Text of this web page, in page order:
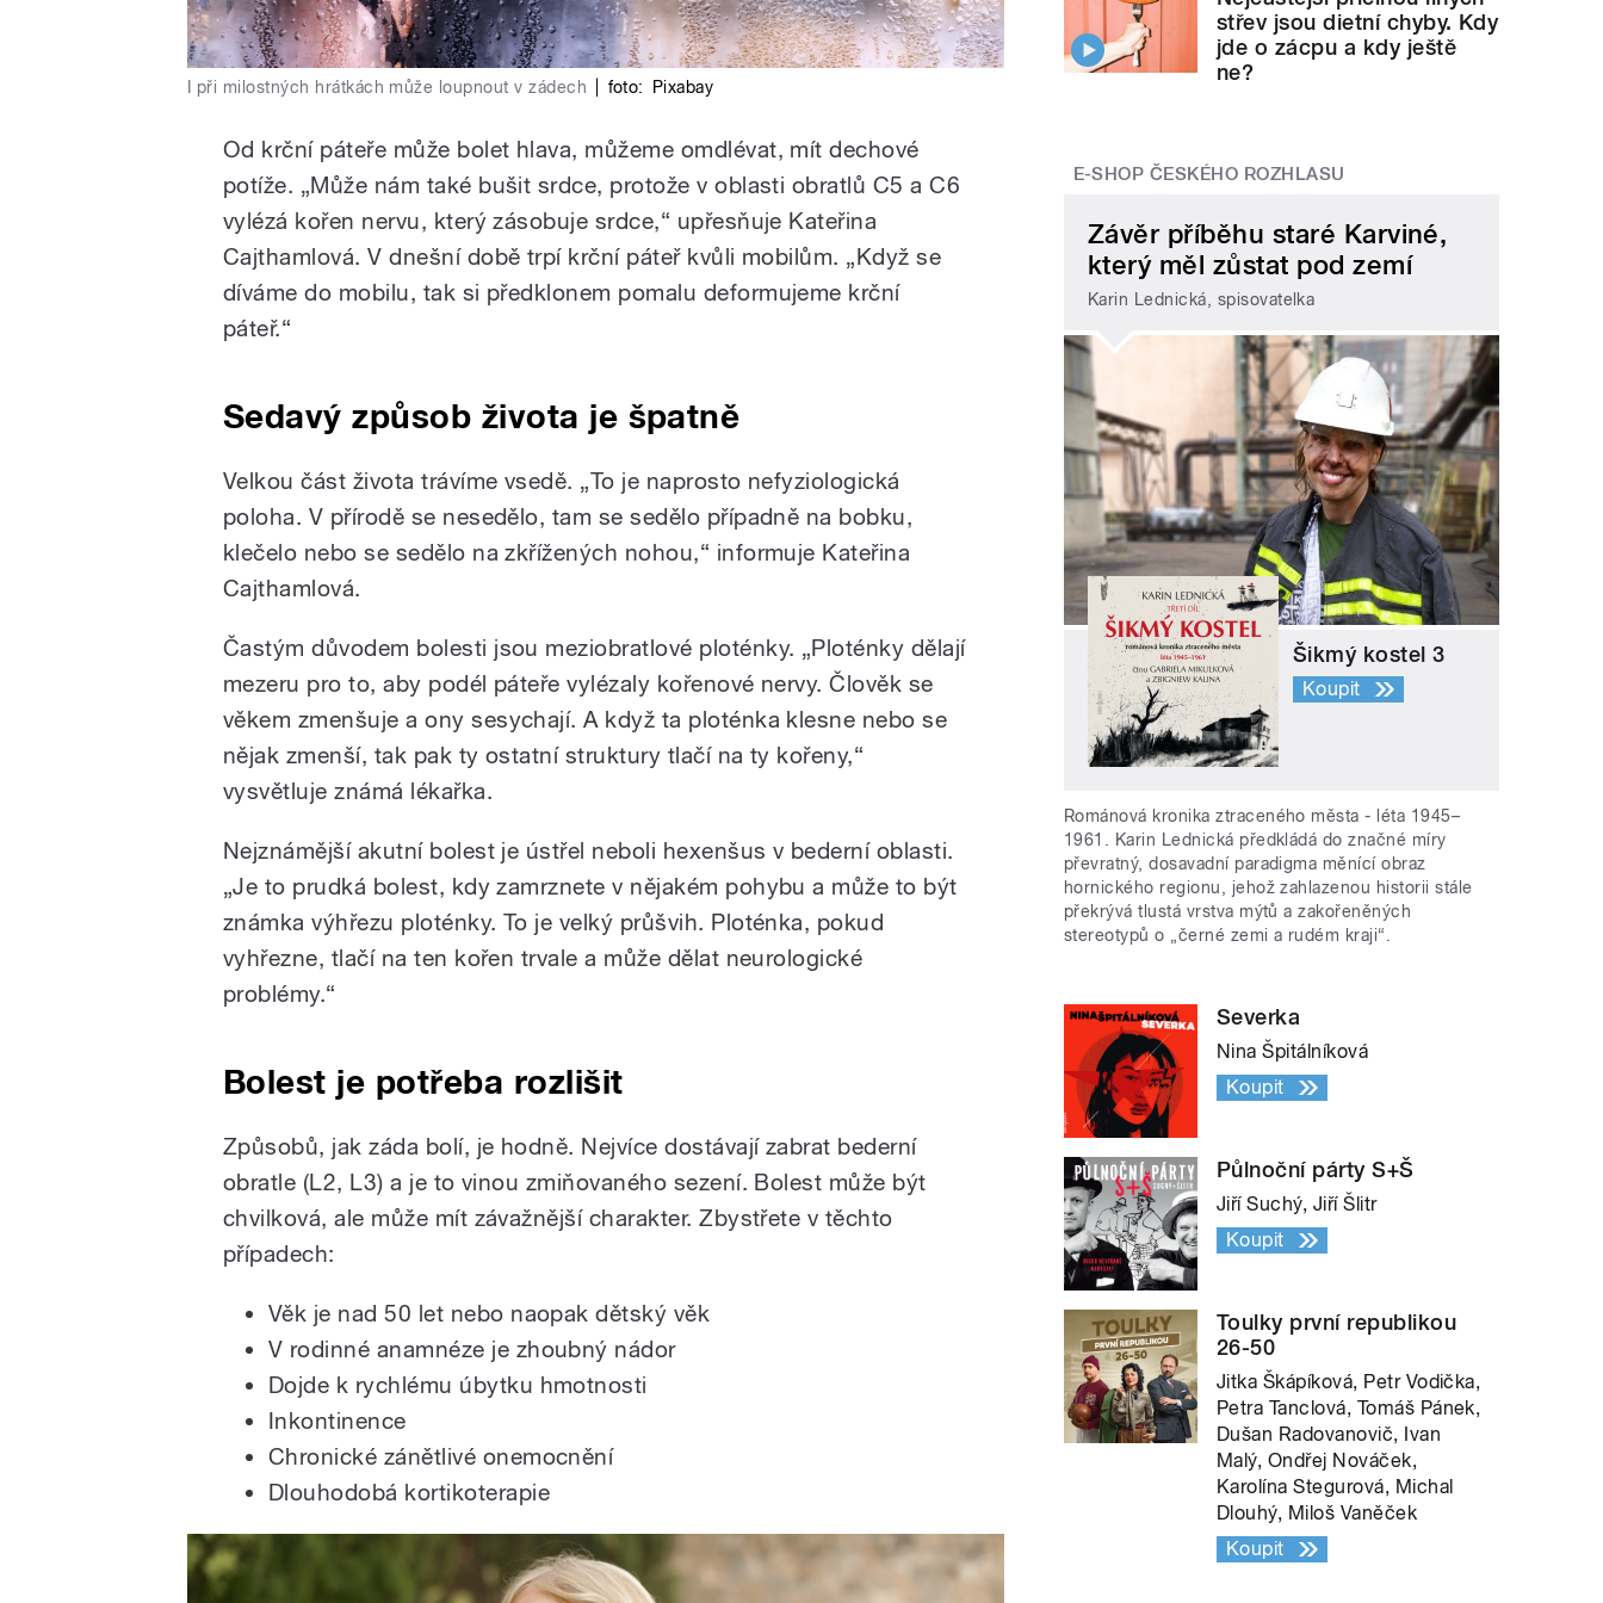
I při milostných hrátkách může loupnout v zádech foto: Pixabay
Od krční páteře může bolet hlava, můžeme omdlévat, mít dechové
potíže. „Může nám také bušit srdce, protože v oblasti obratlů C5 a C6
vylézá kořen nervu, který zásobuje srdce,“ upřesňuje Kateřina
Cajthamlová. V dnešní době trpí krční páteř kvůli mobilům. „Když se
díváme do mobilu, tak si předklonem pomalu deformujeme krční
páteř.“
Sedavý způsob života je špatně
Velkou část života trávíme vsedě. „To je naprosto nefyziologická
poloha. V přírodě se nesedělo, tam se sedělo případně na bobku,
klečelo nebo se sedělo na zkřížených nohou,“ informuje Kateřina
Cajthamlová.
Častým důvodem bolesti jsou meziobratlové ploténky. „Ploténky dělají
mezeru pro to, aby podél páteře vylézaly kořenové nervy. Člověk se
věkem zmenšuje a ony sesychají. A když ta ploténka klesne nebo se
nějak zmenší, tak pak ty ostatní struktury tlačí na ty kořeny,“
vysvětluje známá lékařka.
Nejznámější akutní bolest je ústřel neboli hexenšus v bederní oblasti.
„Je to prudká bolest, kdy zamrznete v nějakém pohybu a může to být
známka výhřezu ploténky. To je velký průšvih. Ploténka, pokud
vyhřezne, tlačí na ten kořen trvale a může dělat neurologické
problémy.“
Bolest je potřeba rozlišit
Způsobů, jak záda bolí, je hodně. Nejvíce dostávají zabrat bederní
obratle (L2, L3) a je to vinou zmiňovaného sezení. Bolest může být
chvilková, ale může mít závažnější charakter. Zbystřete v těchto
případech:
Věk je nad 50 let nebo naopak dětský věk
V rodinné anamnéze je zhoubný nádor
Dojde k rychlému úbytku hmotnosti
Inkontinence
Chronické zánětlivé onemocnění
Dlouhodobá kortikoterapie
střev jsou dietní chyby. Kdy
jde o zácpu a kdy ještě
ne?
E-SHOP ČESKÉHO ROZHLASU
Závěr příběhu staré Karviné,
který měl zůstat pod zemí
Karin Lednická, spisovatelka
Šikmý kostel 3
Koupit
Románová kronika ztraceného města - léta 1945–
1961. Karin Lednická předkládá do značné míry
převratný, dosavadní paradigma měnící obraz
hornického regionu, jehož zahlazenou historii stále
překrývá tlustá vrstva mýtů a zakořeněných
stereotypů o „černé zemi a rudém kraji“.
Severka
Nina Špitálníková
Koupit
Půlnoční párty S+Š
Jiří Suchý, Jiří Šlitr
Koupit
Toulky první republikou
26-50
Jitka Škápíková, Petr Vodička,
Petra Tanclová, Tomáš Pánek,
Dušan Radovanovič, Ivan
Malý, Ondřej Nováček,
Karolína Stegurová, Michal
Dlouhý, Miloš Vaněček
Koupit